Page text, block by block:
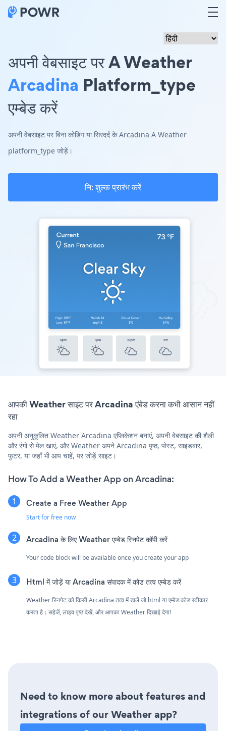
अपनी वेबसाइट पर A Weather
Arcadina Platform_type
एम्बेड करें
अपनी वेबसाइट पर बिना कोडिंग या सिरदर्द के Arcadina A Weather
platform_type जोड़ें।
नि: शुल्क प्रारंभ करें
आपकी Weather साइट पर Arcadina एंबेड करना कभी आसान नहीं
रहा
अपनी अनुकूलित Weather Arcadina एप्लिकेशन बनाएं, अपनी वेबसाइट की शैली
और रंगों से मेल खाएं, और Weather अपने Arcadina पृष्ठ, पोस्ट, साइडबार,
फुटर, या जहाँ भी आप चाहें, पर जोड़ें साइट।
How To Add a Weather App on Arcadina:
Create a Free Weather App
Start for free now
Arcadina के लिए Weather एम्बेड स्निपेट कॉपी करें
Your code block will be available once you create your app
Html में जोड़ें या Arcadina संपादक में कोड तत्व एम्बेड करें
Weather स्निपेट को किसी Arcadina तत्व में डालें जो html या एम्बेड कोड स्वीकार
करता है। सहेजें, लाइव पृष्ठ देखें, और आपका Weather दिखाई देगा!
Need to know more about features and
integrations of our Weather app?